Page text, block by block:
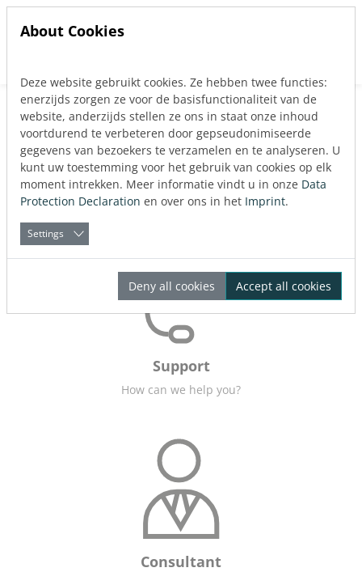
Jump directly to main navigation
Jump directly to content
Neem contact op met
Support
How can we help you?
Consultant
About Cookies
Deze website gebruikt cookies. Ze hebben twee functies:
enerzijds zorgen ze voor de basisfunctionaliteit van de
website, anderzijds stellen ze ons in staat onze inhoud
voortdurend te verbeteren door gepseudonimiseerde
gegevens van bezoekers te verzamelen en te analyseren. U
kunt uw toestemming voor het gebruik van cookies op elk
moment intrekken. Meer informatie vindt u in onze Data
Protection Declaration en over ons in het Imprint.
Settings
Deny all cookies Accept all cookies